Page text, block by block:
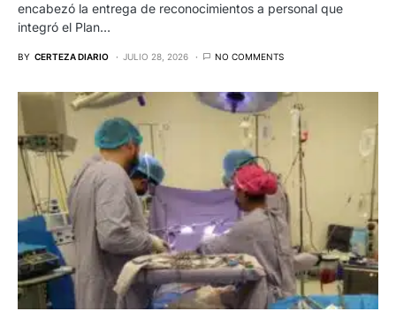
encabezó la entrega de reconocimientos a personal que
integró el Plan…
BY CERTEZA DIARIO JULIO 28, 2026 NO COMMENTS